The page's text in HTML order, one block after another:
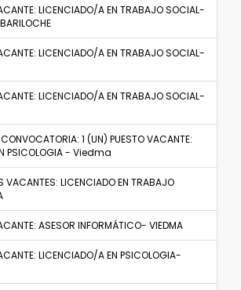
LICENCIADO/A EN TRABAJO SOCIAL-
LICENCIADO/A EN TRABAJO SOCIAL-
LICENCIADO/A EN TRABAJO SOCIAL-
CONVOCATORIA: 1 (UN) PUESTO VACANTE:
PSICOLOGIA - Viedma
VACANTES: LICENCIADO EN TRABAJO
ASESOR INFORMÁTICO- VIEDMA
LICENCIADO/A EN PSICOLOGIA-